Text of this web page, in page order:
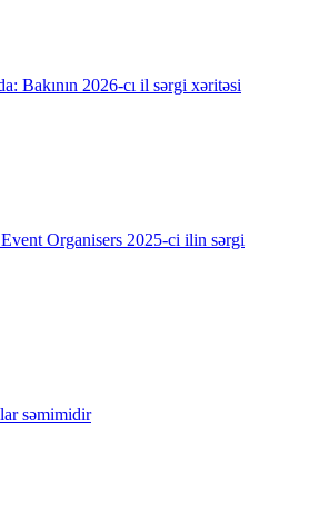
Bakının 2026-cı il sərgi xəritəsi
Organisers 2025-ci ilin sərgi
səmimidir